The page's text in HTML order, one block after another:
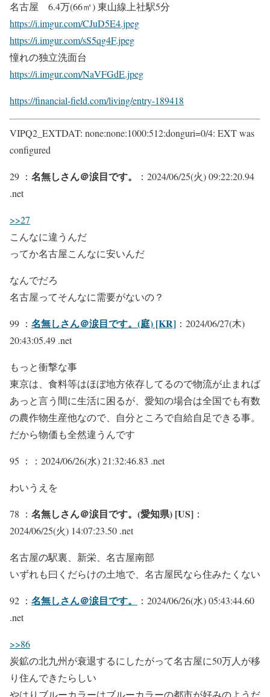
名古屋 6.4万(66㎡) 東山線上社駅5分
https://i.imgur.com/CJuD5E4.jpeg
https://i.imgur.com/sS5qg4F.jpeg
憧れの独立洗面台
https://i.imgur.com/NaVFGdE.jpeg
https://financial-field.com/living/entry-189418
VIPQ2_EXTDAT: none:none:1000:512:donguri=0/4: EXT was
configured
29 ： 名無しさん＠涙目です。
：2024/06/25(火) 09:22:20.94
.net
>>27
こんなに違うんだ
ってか名古屋こんなに安いんだ
なんでだろ
名古屋ってそんなに需要がないの？
99 ： 名無しさん＠涙目です。(庭) [KR] ：2024/06/27(木)
20:43:05.49 .net
もっと衝撃な事
東京は、食料等はほぼ地方依存してるので物流が止まれば
あっと言う間に生活に困るが、愛知の場合は全国でも有数
の農作物生産他なので、自分ところで自給自足できる事。
だから物価も全然違うんです
95 ： ：2024/06/26(水) 21:32:46.83 .net
わいうえを
78 ： 名無しさん＠涙目です。(愛知県) [US] ：
2024/06/25(火) 14:07:23.50 .net
名古屋の駅裏、新栄、名古屋南部
いずれも曰くだらけの土地で、名古屋民なら住みたくない
92 ： 名無しさん＠涙目です。
：2024/06/26(水) 05:43:44.60
.net
>>86
炭鉱の北九州が衰退するにしたがって名古屋に50万人が移
り住んできたらしい
やはりブルーカラーはブルーカラーの都市が好みのようだ